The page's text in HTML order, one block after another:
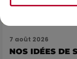
7 août 2026
NOS IDÉES DE